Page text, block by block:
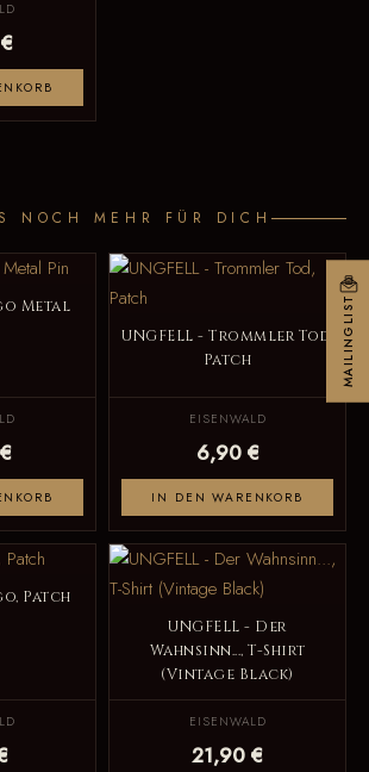
NOCH MEHR FÜR DICH
Metal
UNGFELL - Trommler Tod,
Patch
EISENWALD
6,90 €
IN DEN WARENKORB
Patch
UNGFELL - Der
Wahnsinn..., T-Shirt
(Vintage Black)
EISENWALD
21,90 €
MAILINGLIST